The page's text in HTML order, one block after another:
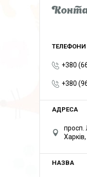
+380
+380
просп.